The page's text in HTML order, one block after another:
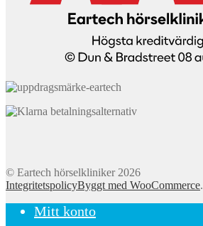
© Eartech hörselkliniker 2026
IntegritetspolicyByggt med WooCommerce.
Mitt konto